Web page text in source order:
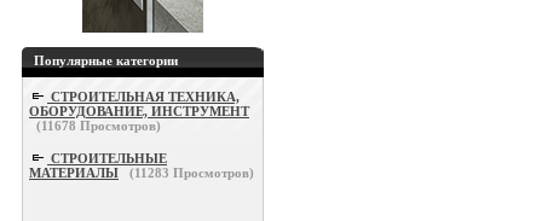
Популярные категории
СТРОИТЕЛЬНАЯ ТЕХНИКА,
ОБОРУДОВАНИЕ, ИНСТРУМЕНТ
(11678 Просмотров)
СТРОИТЕЛЬНЫЕ
МАТЕРИАЛЫ
(11283 Просмотров)